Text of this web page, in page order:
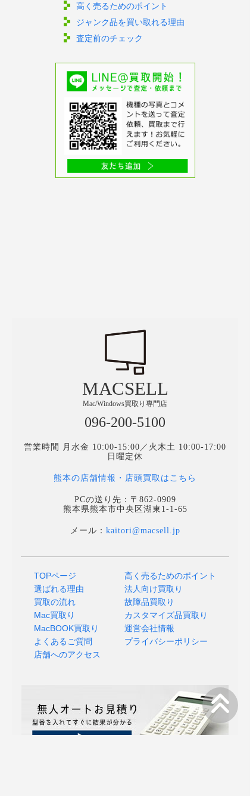
高く売るためのポイント
ジャンク品を買い取れる理由
査定前のチェック
MACSELL
Mac/Windows買取り専門店
096-200-5100
営業時間 月水金 10:00-15:00／火木土 10:00-17:00
日曜定休
熊本の店舗情報・店頭買取はこちら
PCの送り先：〒862-0909
熊本県熊本市中央区湖東1-1-65
メール： kaitori@macsell.jp
TOPページ
選ばれる理由
買取の流れ
Mac買取り
MacBOOK買取り
よくあるご質問
店舗へのアクセス
高く売るためのポイント
法人向け買取り
故障品買取り
カスタマイズ品買取り
運営会社情報
プライバシーポリシー